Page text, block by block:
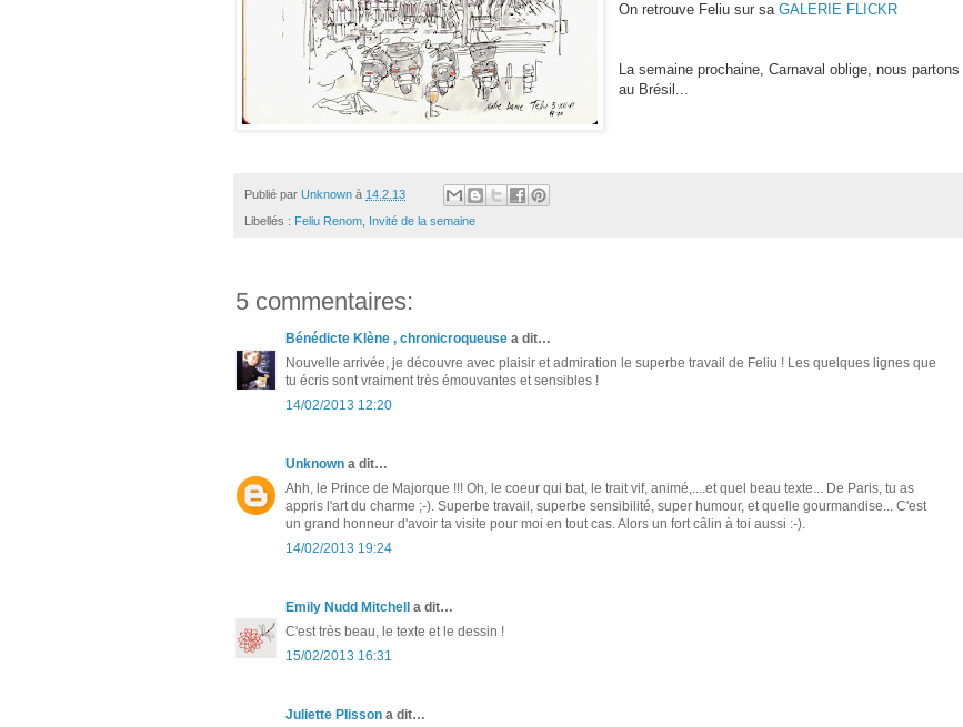
On retrouve Feliu sur sa GALERIE FLICKR
La semaine prochaine, Carnaval oblige, nous partons
au Brésil...
Publié par Unknown à 14.2.13
Libellés : Feliu Renom Invité de la semaine
5 commentaires:
Bénédicte Klène , chronicroqueuse a dit…
Nouvelle arrivée, je découvre avec plaisir et admiration le superbe travail de Feliu ! Les quelques lignes que
tu écris sont vraiment très émouvantes et sensibles !
14/02/2013 12:20
Unknown a dit…
Ahh, le Prince de Majorque !!! Oh, le coeur qui bat, le trait vif, animé,....et quel beau texte... De Paris, tu as
appris l'art du charme ;-). Superbe travail, superbe sensibilité, super humour, et quelle gourmandise... C'est
un grand honneur d'avoir ta visite pour moi en tout cas. Alors un fort câlin à toi aussi :-).
14/02/2013 19:24
Emily Nudd Mitchell
a dit…
C'est très beau, le texte et le dessin !
15/02/2013 16:31
Juliette Plisson a dit…